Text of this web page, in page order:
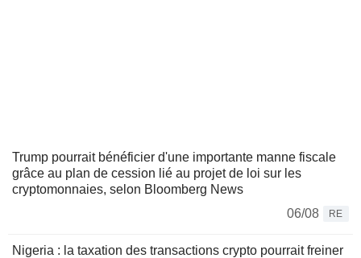
Trump pourrait bénéficier d'une importante manne fiscale
grâce au plan de cession lié au projet de loi sur les
cryptomonnaies, selon Bloomberg News
06/08
RE
Nigeria : la taxation des transactions crypto pourrait freiner